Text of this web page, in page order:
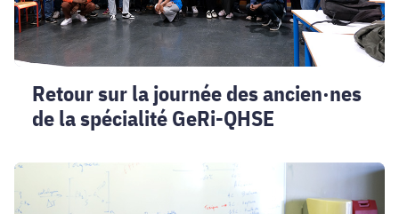
spécialité
GeRi-
QHSE
Retour sur la journée des ancien·nes
de la spécialité GeRi-QHSE
Une
journée